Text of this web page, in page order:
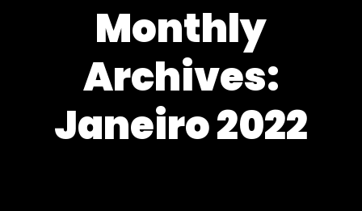
Monthly
Archives:
Janeiro 2022